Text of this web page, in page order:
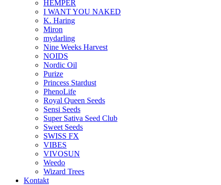
HEMPER
I WANT YOU NAKED
K. Haring
Miron
mydarling
Nine Weeks Harvest
NOIDS
Nordic Oil
Purize
Princess Stardust
PhenoLife
Royal Queen Seeds
Sensi Seeds
Super Sativa Seed Club
Sweet Seeds
SWISS FX
VIBES
VIVOSUN
Weedo
Wizard Trees
Kontakt